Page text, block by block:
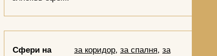
Сфери на
за коридор, за спалня, за